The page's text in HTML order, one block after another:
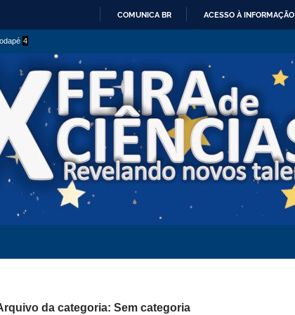
O
CONTEÚDO
COMUNICA BR ACESSO À INFORMAÇÃO
4
da categoria: Sem categoria